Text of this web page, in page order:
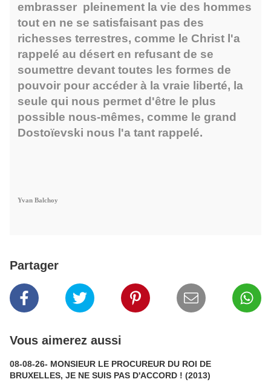
embrasser pleinement la vie des hommes
tout en ne se satisfaisant pas des
richesses terrestres, comme le Christ l'a
rappelé au désert en refusant de se
soumettre devant toutes les formes de
pouvoir pour accéder à la vraie liberté, la
seule qui nous permet d'être le plus
possible nous-mêmes, comme le grand
Dostoïevski nous l'a tant rappelé.
Yvan Balchoy
Partager
Vous aimerez aussi
08-08-26- MONSIEUR LE PROCUREUR DU ROI DE
BRUXELLES, JE NE SUIS PAS D'ACCORD ! (2013)